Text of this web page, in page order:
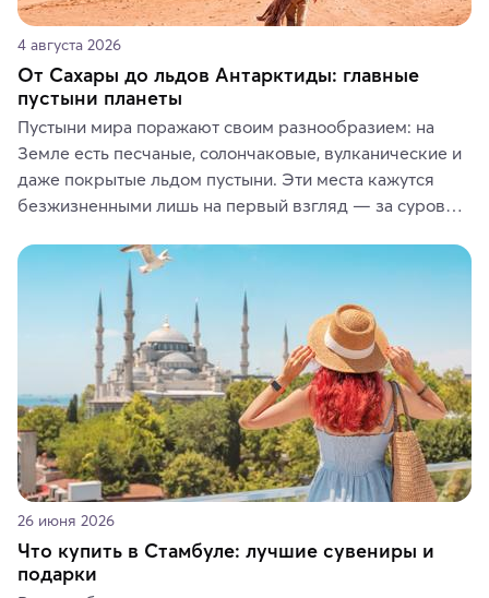
4 августа 2026
От Сахары до льдов Антарктиды: главные
пустыни планеты
Пустыни мира поражают своим разнообразием: на
Земле есть песчаные, солончаковые, вулканические и
даже покрытые льдом пустыни. Эти места кажутся
безжизненными лишь на первый взгляд — за суровой
животные и маршруты, которые дарят одни из самых
ярких впечатлений от путешествий.
26 июня 2026
Что купить в Стамбуле: лучшие сувениры и
подарки